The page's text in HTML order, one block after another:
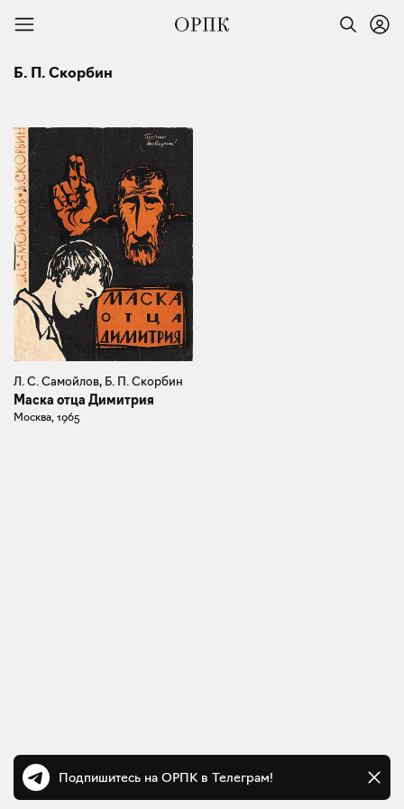
Б. П. Скорбин
Л. С. Самойлов, Б. П. Скорбин
Маска отца Димитрия
Москва, 1965
Подпишитесь на ОРПК в Телеграм!